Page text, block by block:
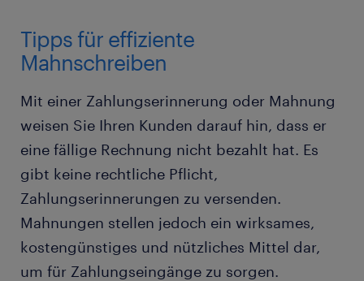
Tipps für effiziente
Mahnschreiben
Mit einer Zahlungserinnerung oder Mahnung
weisen Sie Ihren Kunden darauf hin, dass er
eine fällige Rechnung nicht bezahlt hat. Es
gibt keine rechtliche Pflicht,
Zahlungserinnerungen zu versenden.
Mahnungen stellen jedoch ein wirksames,
kostengünstiges und nützliches Mittel dar,
um für Zahlungseingänge zu sorgen.